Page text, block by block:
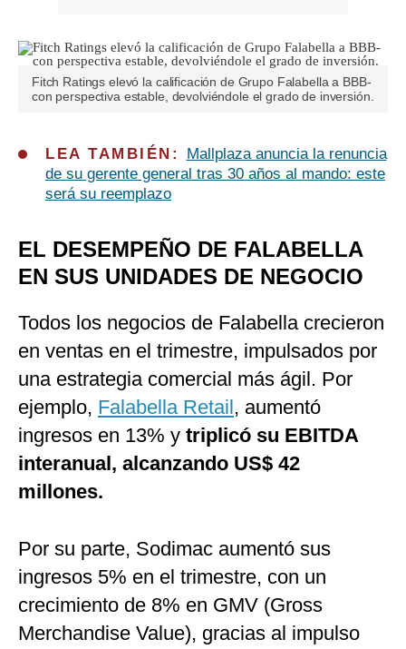
Fitch Ratings elevó la calificación de Grupo Falabella a BBB-
con perspectiva estable, devolviéndole el grado de inversión.
LEA TAMBIÉN:
Mallplaza anuncia la renuncia
de su gerente general tras 30 años al mando: este
será su reemplazo
EL DESEMPEÑO DE FALABELLA
EN SUS UNIDADES DE NEGOCIO
Todos los negocios de Falabella crecieron
en ventas en el trimestre, impulsados por
una estrategia comercial más ágil. Por
ejemplo, Falabella Retail, aumentó
ingresos en 13% y triplicó su EBITDA
interanual, alcanzando US$ 42
millones.
Por su parte, Sodimac aumentó sus
ingresos 5% en el trimestre, con un
crecimiento de 8% en GMV (Gross
Merchandise Value), gracias al impulso